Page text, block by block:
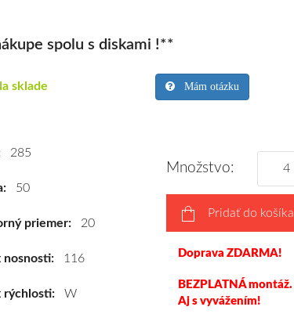
spolu s diskami !**
sklade Mám otázku
285
50
priemer:20
nosnosti:116
rýchlosti:W
Množstvo:
Pridať do košíka
Doprava ZDARMA!
BEZPLATNÁ montáž.
Aj s vyvážením!